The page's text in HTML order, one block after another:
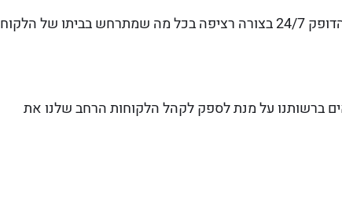
שימוש במערכת CENTER V2 מעניקה לנו את האפשרות להיות עם אצבע על הדופק 24/7 בצורה רציפה בכל מה שמתרחש בביתו של הלקוח
ברשותנו על מנת לספק לקהל הלקוחות הרחב שלנו את